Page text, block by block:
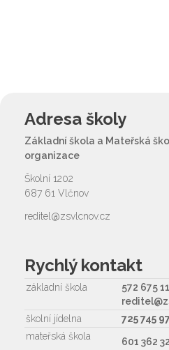
Adresa školy
Základní škola a Mateřská
organizace
Školní 1202
687 61 Vlčnov
reditel@zsvlcnov.cz
Rychlý kontakt
základní škola
572 675
školní jídelna
725 745
mateřská škola
601 362